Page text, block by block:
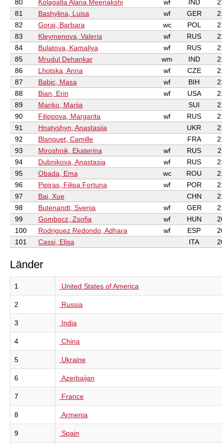
80 Kolagatla Alana Meenakshi wf IND
81
Bashylina, Luisa wf GER
82
Goraj, Barbara wc POL
83
Kleymenova, Valeria wf RUS
84
Bulatova, Kamaliya wf RUS
85
Mrudul Dehankar wm IND
86
Lhotska, Anna wf CZE
87
Babic, Masa wf BIH
88
Bian, Erin wf USA
89
Manko, Mariia SUI
90
Filippova, Margarita wf RUS
91
Hnatyshyn, Anastasiia UKR
92
Blanquet, Camille FRA
93
Miroshnik, Ekaterina wf RUS
94
Dubnikova, Anastasia wf RUS
95
Obada, Ema wc ROU
96
Pipiras, Filipa Fortuna wf POR
97
Bai, Xue CHN
98
Butenandt, Svenja wf GER
99
Gombocz, Zsofia wf HUN
100
Rodriguez Redondo, Adhara wf ESP
101
Cassi, Elisa ITA
Länder
1 United States of America
2 Russia
3 India
4 China
5 Ukraine
6 Azerbaijan
7 France
8 Armenia
9 Spain